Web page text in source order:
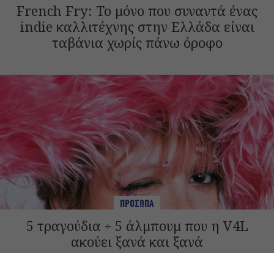
French Fry: Το μόνο που συναντά ένας
indie καλλιτέχνης στην Ελλάδα είναι
ταβάνια χωρίς πάνω όροφο
ΠΡΟΣΩΠΑ
5 τραγούδια + 5 άλμπουμ που η V4L
ακούει ξανά και ξανά